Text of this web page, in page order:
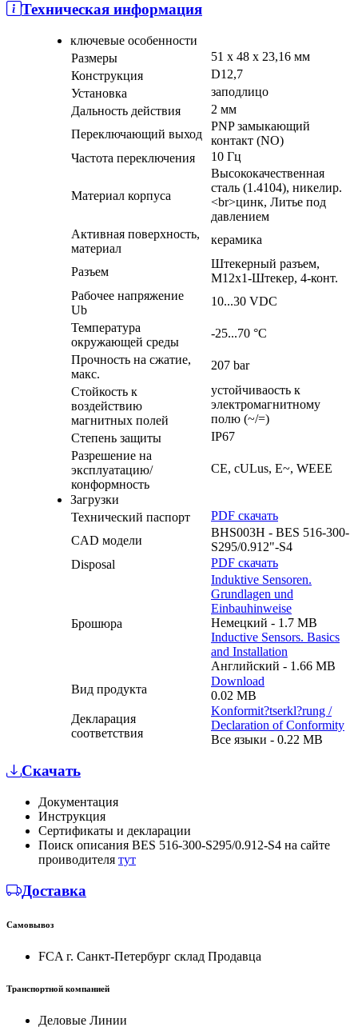
Техническая информация
ключевые особенности
Размеры
51 x 48 x 23,16 мм
Конструкция
D12,7
Установка
заподлицо
Дальность действия
2 мм
Переключающий выход
PNP замыкающий
контакт (NO)
Частота переключения
10 Гц
Материал корпуса
Высококачественная
сталь (1.4104), никелир.
<br>цинк, Литье под
давлением
Активная поверхность,
материал
керамика
Разъем
Штекерный разъем,
M12x1-Штекер, 4-конт.
Рабочее напряжение
Ub
10...30 VDC
Температура
окружающей среды
-25...70 °C
Прочность на сжатие,
макс.
207 bar
Стойкость к
воздействию
магнитных полей
устойчиваость к
электромагнитному
полю (~/=)
Степень защиты
IP67
Разрешение на
эксплуатацию/
конформность
CE, cULus, E~, WEEE
Загрузки
Технический паспорт
PDF скачать
CAD модели
BHS003H - BES 516-300-
S295/0.912"-S4
Disposal
PDF скачать
Брошюра
Induktive Sensoren.
Grundlagen und
Einbauhinweise
Немецкий - 1.7 MB
Inductive Sensors. Basics
and Installation
Английский - 1.66 MB
Вид продукта
Download
0.02 MB
Декларация
соответствия
Konformit?tserkl?rung /
Declaration of Conformity
Все языки - 0.22 MB
Скачать
Документация
Инструкция
Сертификаты и декларации
Поиск описания BES 516-300-S295/0.912-S4 на сайте
проиводителя тут
Доставка
Самовывоз
FCA г. Санкт-Петербург склад Продавца
Транспортной компанией
Деловые Линии